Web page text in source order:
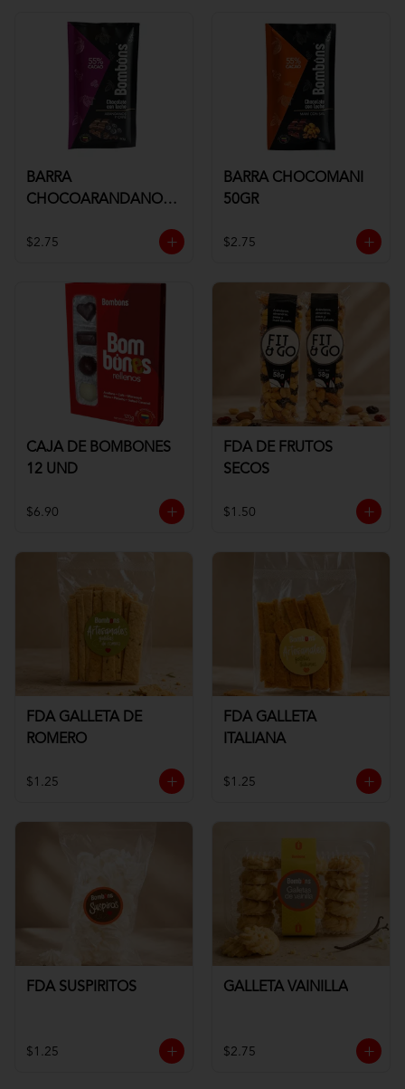
BARRA
CHOCOARANDANOS
$2.75
BARRA CHOCOMANI
50GR
$2.75
CAJA DE BOMBONES
12 UND
$6.90
FDA DE FRUTOS
SECOS
$1.50
FDA GALLETA DE
ROMERO
$1.25
FDA GALLETA
ITALIANA
$1.25
FDA SUSPIRITOS
$1.25
GALLETA VAINILLA
$2.75